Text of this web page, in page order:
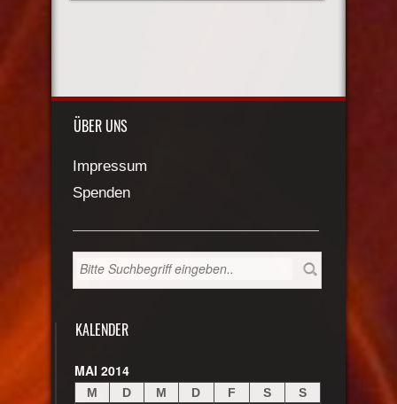
ÜBER UNS
Impressum
Spenden
KALENDER
MAI 2014
M D M D F S
S